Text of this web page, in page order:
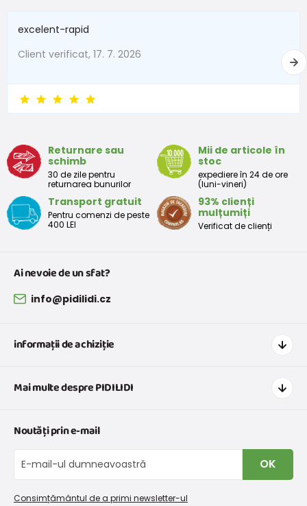
excelent-rapid
Client verificat, 17. 7. 2026
Returnare sau
schimb
30 de zile pentru
returnarea bunurilor
Mii de articole în
stoc
expediere în 24 de ore
(luni-vineri)
Transport gratuit
Pentru comenzi de peste
400 LEI
93% clienți
mulțumiți
Verificat de clienți
Ai nevoie de un sfat?
info@pidilidi.cz
informații de achiziție
Transport și plată
Retururi și reclamații
Schimb sau returnare gratuită
Procedura de reclamații
Mai multe despre PIDILIDI
Despre noi
Blog
Program de afiliere
Noutăți prin e-mail
OK
Consimțământul de a primi newsletter-ul